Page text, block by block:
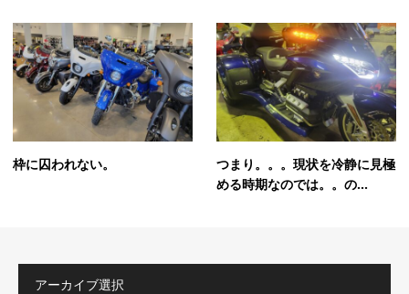
枠に囚われない。
つまり。。。現状を冷静に見極
める時期なのでは。。の...
アーカイブ選択